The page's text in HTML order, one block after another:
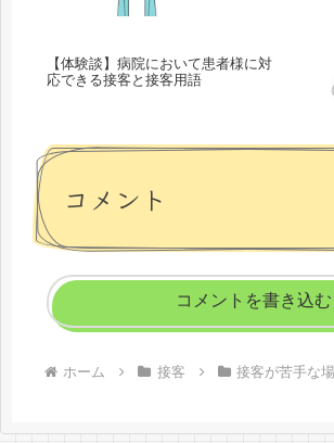
【体験談】病院において患者様に対
応できる接客と接客用語
コメント
コメントを書き込む
ホーム 接客 接客が苦手な